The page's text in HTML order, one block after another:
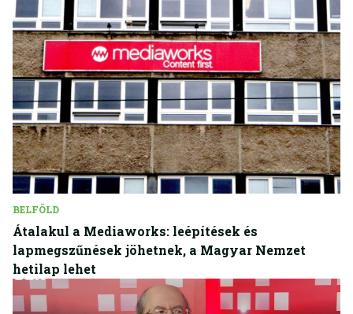
BELFÖLD
Átalakul a Mediaworks: leépítések és
lapmegszűnések jöhetnek, a Magyar Nemzet
hetilap lehet